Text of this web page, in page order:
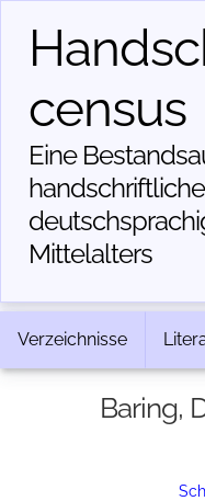
census
Eine
Mittelalters
Verzeichnisse
Baring,